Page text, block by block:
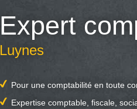
Expert
Luynes
Pour une comptabilité en toute
Expertise comptable, fiscale,